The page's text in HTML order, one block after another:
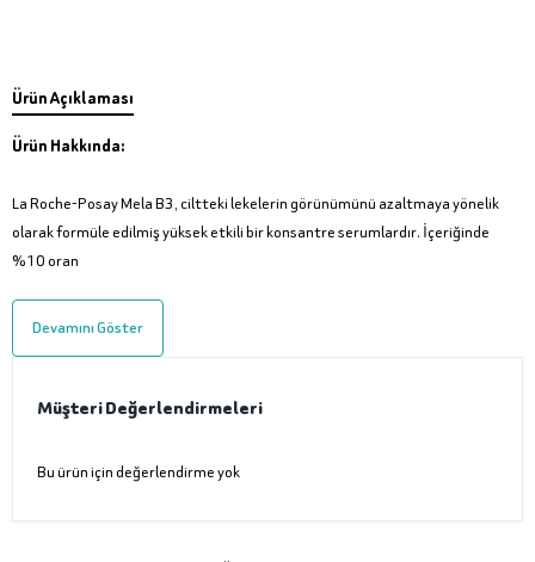
Ürün Açıklaması
Ürün Hakkında:
La Roche-Posay Mela B3, ciltteki lekelerin görünümünü azaltmaya yönelik
olarak formüle edilmiş yüksek etkili bir konsantre serumlardır. İçeriğinde
%10 oran
Devamını Göster
Müşteri Değerlendirmeleri
Bu ürün için değerlendirme yok